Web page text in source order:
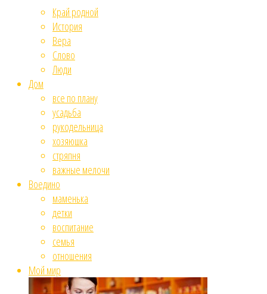
Край родной
История
Вера
Слово
Люди
Дом
все по плану
усадьба
рукодельница
хозяюшка
стряпня
важные мелочи
Воедино
маменька
детки
воспитание
семья
отношения
Мой мир